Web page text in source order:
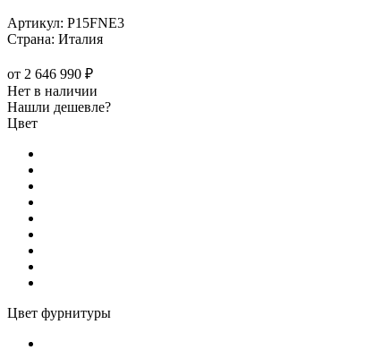
Артикул: P15FNE3
Страна: Италия
от 2 646 990 ₽
Нет в наличии
Нашли дешевле?
Цвет
Цвет фурнитуры